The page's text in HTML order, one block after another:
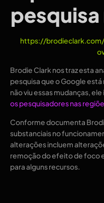
https://
Brodie Clark nos traz esta
pesquisa que o Google
não viu essas mudanças,
os pesquisadores nas
Conforme documenta
substanciais no
alterações incluem
remoção do efeito de foco
para alguns recursos.